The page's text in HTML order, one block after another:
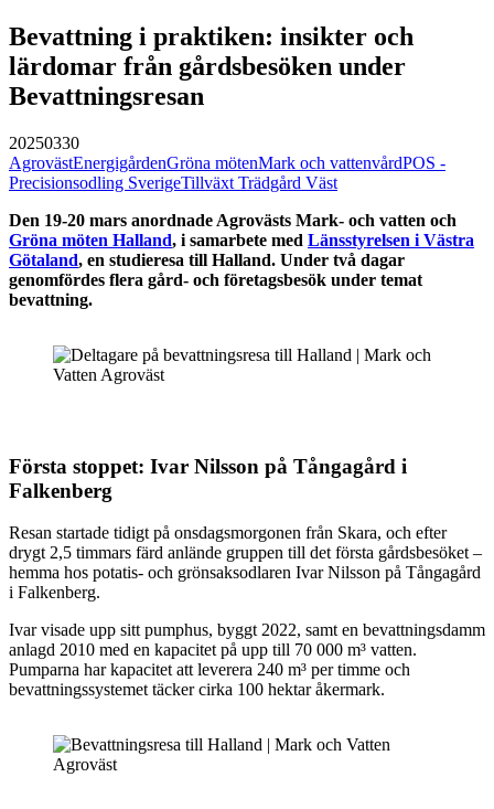
Bevattning i praktiken: insikter och
lärdomar från gårdsbesöken under
Bevattningsresan
20250330
AgrovästEnergigårdenGröna mötenMark och vattenvårdPOS -
Precisionsodling SverigeTillväxt Trädgård Väst
Den 19-20 mars anordnade Agrovästs Mark- och vatten och
Gröna möten Halland, i samarbete med Länsstyrelsen i Västra
Götaland, en studieresa till Halland. Under två dagar
genomfördes flera gård- och företagsbesök under temat
bevattning.
Första stoppet: Ivar Nilsson på Tångagård i
Falkenberg
Resan startade tidigt på onsdagsmorgonen från Skara, och efter
drygt 2,5 timmars färd anlände gruppen till det första gårdsbesöket –
hemma hos potatis- och grönsaksodlaren Ivar Nilsson på Tångagård
i Falkenberg.
Ivar visade upp sitt pumphus, byggt 2022, samt en bevattningsdamm
anlagd 2010 med en kapacitet på upp till 70 000 m³ vatten.
Pumparna har kapacitet att leverera 240 m³ per timme och
bevattningssystemet täcker cirka 100 hektar åkermark.